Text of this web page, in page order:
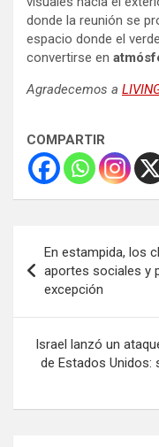
donde la reunión se
espacio donde el
convertirse en
Agradecemos a
COMPARTIR
de
entradas
En estampida, los
aportes sociales y
excepción
Israel lanzó un
de Estados Unidos: